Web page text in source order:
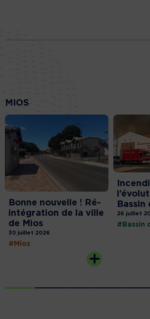
MIOS
Bonne nouvelle ! Ré-
intégration de la ville
de Mios
30 juillet 2026
#Mios
Bassin
26 juillet
#Bassin